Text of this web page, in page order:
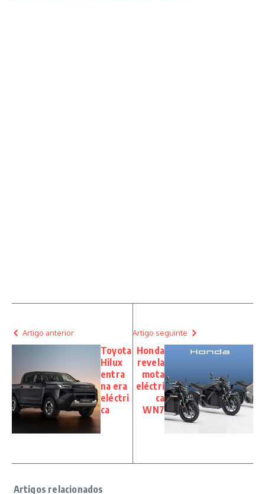
Artigo anterior
Toyota
Hilux
entra
na era
eléctri
ca
Artigo seguinte
Honda
revela
mota
eléctri
ca
WN7